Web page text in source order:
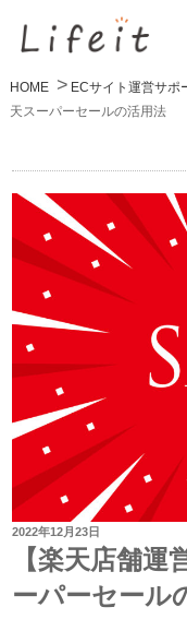
HOME ECサイト運営サポ
天スーパーセールの活用法
投
日:
2022年12月23日
【楽天店舗
ーパーセール